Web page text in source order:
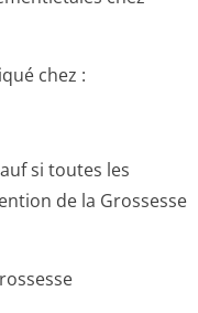
chez :
si toutes les
de la Grossesse